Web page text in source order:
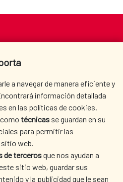
a navegar de manera eficiente y
información detallada
en las políticas de cookies.
técnicas se guardan en su
para permitir las
sitio web.
de tercerosque nos ayudan a
sitio web, guardar sus
y la publicidad que le sean
WHERE DO WE COOPERATE?
PRESS ROOM
LIBRARY